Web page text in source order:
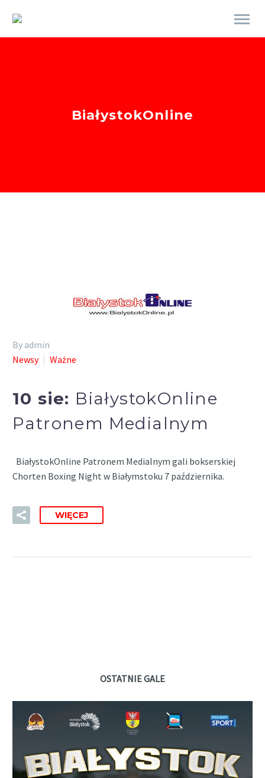
BiałystokOnline
By admin
Newsy
Ważne
10 sie: BiałystokOnline
Patronem Medialnym
BiałystokOnline Patronem Medialnym gali bokserskiej
Chorten Boxing Night w Białymstoku 7 października.
WIĘCEJ
OSTATNIE GALE